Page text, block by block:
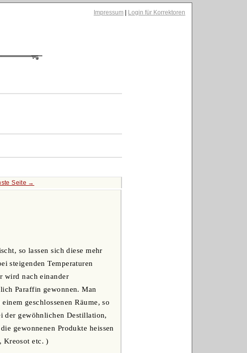
Impressum Login für Korrektoren
Seite →
so lassen sich diese mehr
steigenden Temperaturen
wird nach einander
Paraffin gewonnen. Man
geschlossenen Räume, so
der gewöhnlichen Destillation,
gewonnenen Produkte heissen
Kreosot etc. )